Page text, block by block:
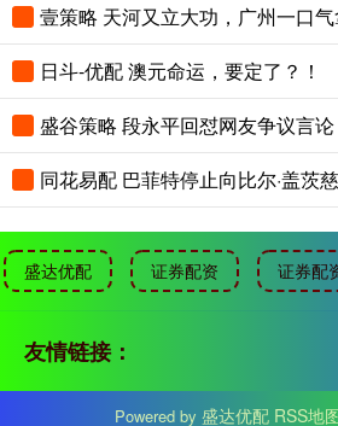
壹策略 天河又立大功，广州一口
日斗-优配 澳元命运，要定了？！
同花易配 巴菲特停止向比尔·盖茨
盛达优配 证券配资 证券配
友情链接：
Powered by 盛达优配 RSS地